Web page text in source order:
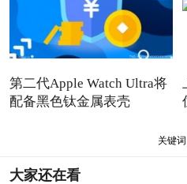
第二代Apple Watch Ultra将
配备黑色钛金属表壳
关键词
大家还在看